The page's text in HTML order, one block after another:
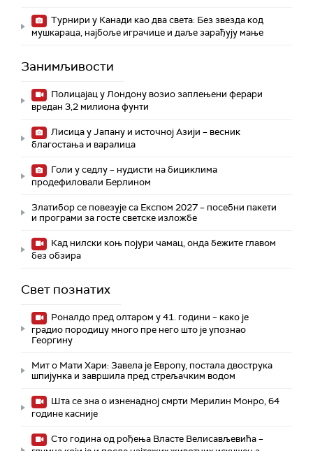
Турнири у Канади као два света: Без звезда код
мушкараца, најбоље играчице и даље зарађују мање
Занимљивости
Полицајац у Лондону возио заплењени ферари
вредан 3,2 милиона фунти
Лисица у Јапану и источној Азији – весник
благостања и варалица
Голи у седлу – нудисти на бициклима
продефиловали Берлином
Златибор се повезује са Експом 2027 – посебни пакети
и програми за госте светске изложбе
Кад нилски коњ појури чамац, онда бежите главом
без обзира
Свет познатих
Роналдо пред олтаром у 41. години – како је
градио породицу много пре него што је упознао
Георгину
Мит о Мати Хари: Завела је Европу, постала двострука
шпијунка и завршила пред стрељачким водом
Шта се зна о изненадној смрти Мерилин Монро, 64
године касније
Сто година од рођења Власте Велисављевића –